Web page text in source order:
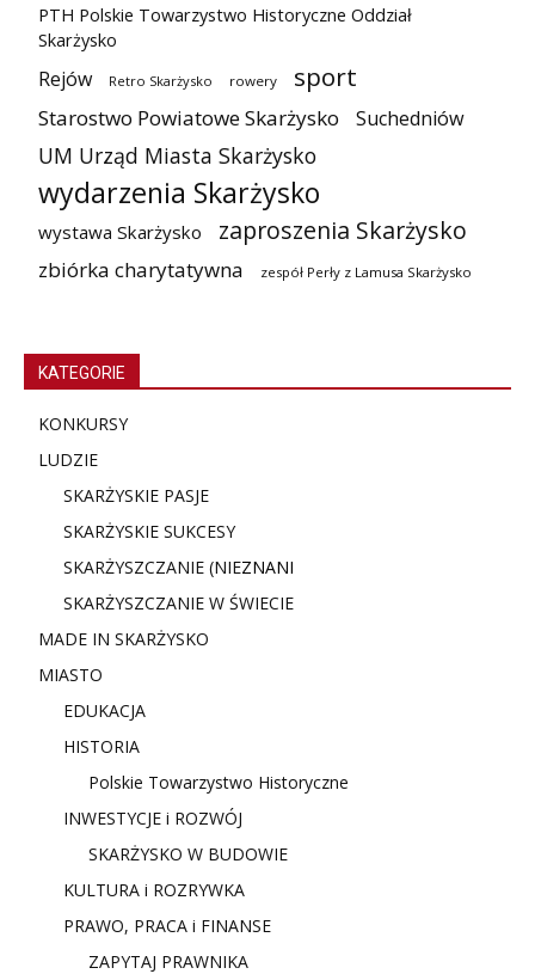
PTH Polskie Towarzystwo Historyczne Oddział
Skarżysko
Rejów Retro Skarżysko rowery sport
Starostwo Powiatowe Skarżysko Suchedniów
UM Urząd Miasta Skarżysko
wydarzenia Skarżysko
wystawa Skarżysko zaproszenia Skarżysko
zbiórka charytatywna zespół Perły z Lamusa Skarżysko
KATEGORIE
KONKURSY
LUDZIE
SKARŻYSKIE PASJE
SKARŻYSKIE SUKCESY
SKARŻYSZCZANIE (NIEZNANI
SKARŻYSZCZANIE W ŚWIECIE
MADE IN SKARŻYSKO
MIASTO
EDUKACJA
HISTORIA
Polskie Towarzystwo Historyczne
INWESTYCJE i ROZWÓJ
SKARŻYSKO W BUDOWIE
KULTURA i ROZRYWKA
PRAWO, PRACA i FINANSE
ZAPYTAJ PRAWNIKA